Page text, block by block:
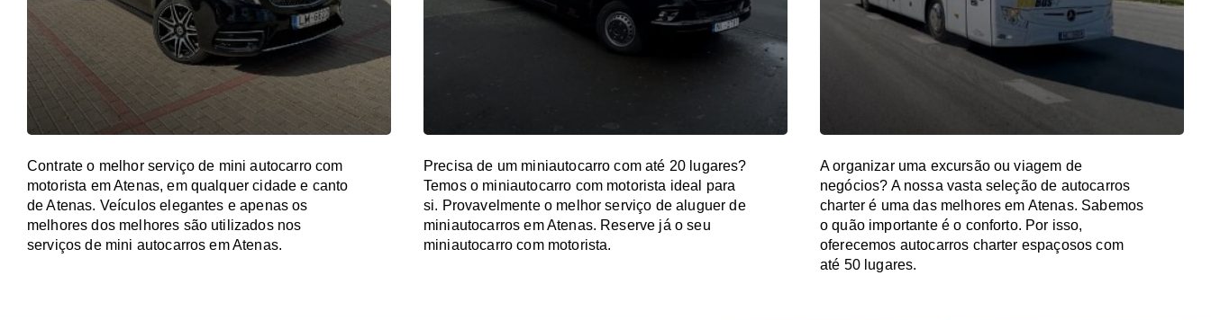
Contrate o melhor serviço de mini autocarro com
motorista em Atenas, em qualquer cidade e canto
de Atenas. Veículos elegantes e apenas os
melhores dos melhores são utilizados nos
serviços de mini autocarros em Atenas.
Precisa de um miniautocarro com até 20 lugares?
Temos o miniautocarro com motorista ideal para
si. Provavelmente o melhor serviço de aluguer de
miniautocarros em Atenas. Reserve já o seu
miniautocarro com motorista.
A organizar uma excursão ou viagem de
negócios? A nossa vasta seleção de autocarros
charter é uma das melhores em Atenas. Sabemos
o quão importante é o conforto. Por isso,
oferecemos autocarros charter espaçosos com
até 50 lugares.